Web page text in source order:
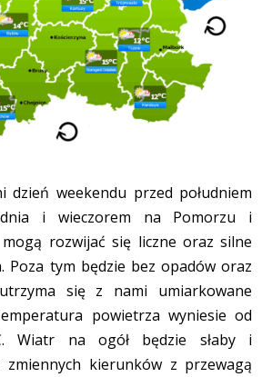
weekendu przed południem
i wieczorem na Pomorzu i
rozwijać się liczne oraz silne
Poza tym będzie bez opadów oraz
się z nami umiarkowane
powietrza wyniesie od
Wiatr na ogół będzie słaby i
zmiennych kierunków z przewagą